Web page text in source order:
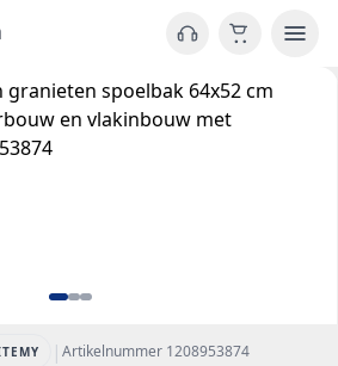
| Artikelnummer 1208953874